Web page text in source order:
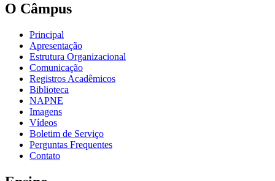
O Câmpus
Principal
Apresentação
Estrutura Organizacional
Comunicação
Registros Acadêmicos
Biblioteca
NAPNE
Imagens
Vídeos
Boletim de Serviço
Perguntas Frequentes
Contato